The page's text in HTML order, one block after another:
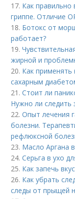
17. Как правильно
гриппе. Отличие
18. Ботокс от
работает?
19.
жирной и
20. Как применять
сахарным
21.Стоит ли
Нужно ли следить
22.Опыт лечения
болезни.
рефлюксной
23. Масло Аргана
24.Серьга в ухо
25. Как запечь
26. Как убрать
следы от прыщей